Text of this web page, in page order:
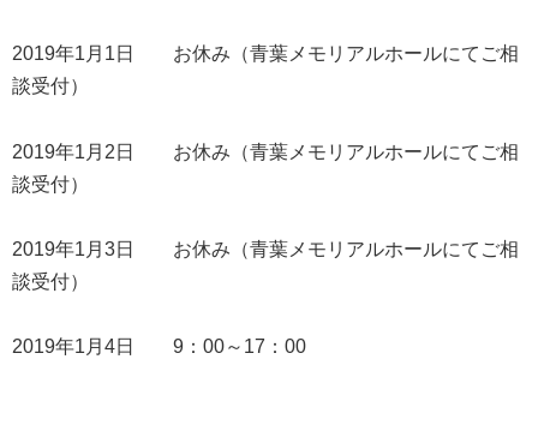
2019年1月1日 お休み（青葉メモリアルホールにてご相
談受付）
2019年1月2日 お休み（青葉メモリアルホールにてご相
談受付）
2019年1月3日 お休み（青葉メモリアルホールにてご相
談受付）
2019年1月4日 9：00～17：00